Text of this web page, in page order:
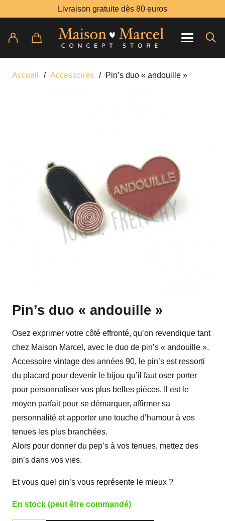
Livraison gratuite dès 80 euros
Accueil / Accessoires / Pin’s duo « andouille »
Pin’s duo « andouille »
Osez exprimer votre côté effronté, qu’on revendique tant
chez Maison Marcel, avec le duo de pin’s « andouille ».
Accessoire vintage des années 90, le pin’s est ressorti
du placard pour devenir le bijou qu’il faut oser porter
pour personnaliser vos plus belles pièces. Il est le
moyen parfait pour se démarquer, affirmer sa
personnalité et apporter une touche d’humour à vos
tenues les plus branchées.
Alors pour donner du pep’s à vos tenues, mettez des
pin’s dans vos vies.
Et vous quel pin’s vous représente le mieux ?
En stock (peut être commandé)